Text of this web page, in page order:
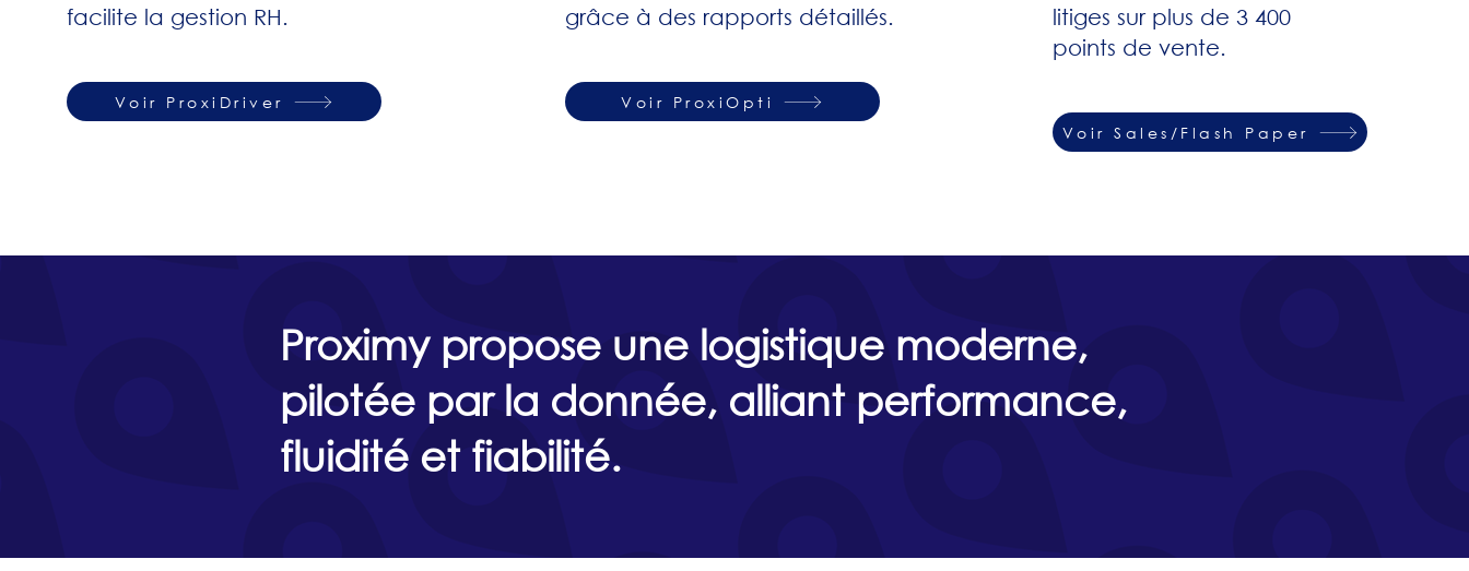
facilite la gestion RH.
Voir ProxiDriver
grâce à des rapports détaillés.
Voir ProxiOpti
litiges sur plus de 3 400
points de vente.​
Voir Sales/Flash Paper
Proximy propose une logistique moderne,
pilotée par la donnée, alliant performance,
fluidité et fiabilité.